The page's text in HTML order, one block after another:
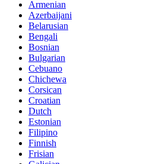
Armenian
Azerbaijani
Belarusian
Bengali
Bosnian
Bulgarian
Cebuano
Chichewa
Corsican
Croatian
Dutch
Estonian
Filipino
Finnish
Frisian